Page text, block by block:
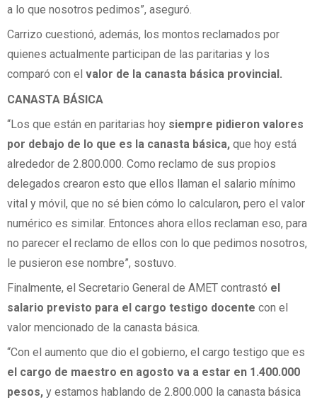
a lo que nosotros pedimos”, aseguró.
Carrizo cuestionó, además, los montos reclamados por
quienes actualmente participan de las paritarias y los
comparó con el valor de la canasta básica provincial.
CANASTA BÁSICA
“Los que están en paritarias hoy siempre pidieron valores
por debajo de lo que es la canasta básica, que hoy está
alrededor de 2.800.000. Como reclamo de sus propios
delegados crearon esto que ellos llaman el salario mínimo
vital y móvil, que no sé bien cómo lo calcularon, pero el valor
numérico es similar. Entonces ahora ellos reclaman eso, para
no parecer el reclamo de ellos con lo que pedimos nosotros,
le pusieron ese nombre”, sostuvo.
Finalmente, el Secretario General de AMET contrastó el
salario previsto para el cargo testigo docente con el
valor mencionado de la canasta básica.
“Con el aumento que dio el gobierno, el cargo testigo que es
el cargo de maestro en agosto va a estar en 1.400.000
pesos, y estamos hablando de 2.800.000 la canasta básica